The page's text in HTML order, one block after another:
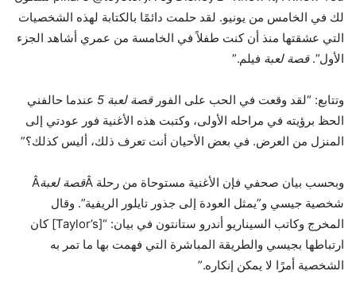
لك في الخامس من يونيو. لقد حلمت دائمًا بالكتابة لهذه الشخصيات
التي عشقتها منذ أن كنت طفلاً في الخامسة من عمري أشاهد الجزء
الأول”.قصة لعبة فيلم.”
وتتابع: “لقد وقعت في الحب على الفورقصة لعبة 5
عندما حالفني
الحظ برؤيته في مراحله الأولى، وكتبت هذه الأغنية فور عودتي إلى
المنزل من العرض. في بعض الأحيان أنت تعرف ذلك، أليس كذلك؟”
وبحسب بيان صحفي فإن الأغنية مستوحاة من رحلة Â قصة لعبةÂ
شخصية جيسي و”يمثل العودة إلى جذور تايلور الريفية”. وقال
المخرج وكاتب السيناريو أندرو ستانتون في بيان: “[Taylor’s] كان
ارتباطها بجيسي والطريقة المباشرة التي فهمت بها ما تمر به
الشخصية أمرًا لا يمكن إنكاره.”